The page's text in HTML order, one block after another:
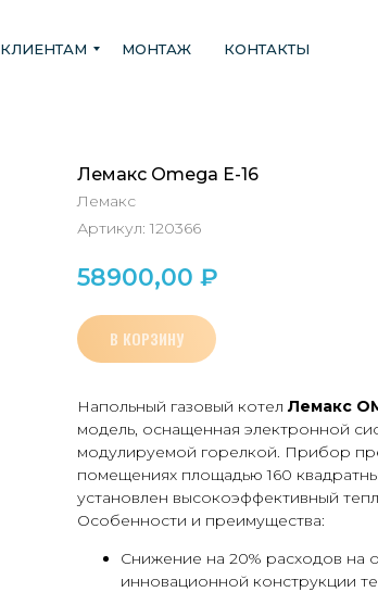
КЛИЕНТАМ МОНТАЖ КОНТАКТЫ
Лемакс Omega E-16
Лемакс
Артикул: 120366
58900,00 ₽
В КОРЗИНУ
Напольный газовый котел Лемакс
модель, оснащенная электронной
модулируемой горелкой. Прибор
помещениях площадью 160
установлен высокоэффективный
Особенности и преимущества:
Снижение на 20% расходов на
инновационной конструкции